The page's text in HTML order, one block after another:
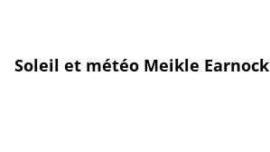
Soleil et météo Meikle Earnock